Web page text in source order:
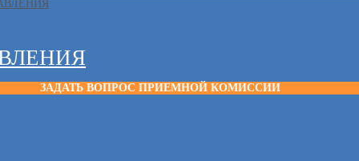
ЗАДАТЬ ВОПРОС ПРИЕМНОЙ КОМИССИИ